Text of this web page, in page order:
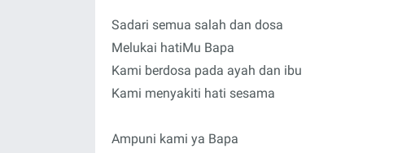
Sadari semua salah dan dosa
Melukai hatiMu Bapa
Kami berdosa pada ayah dan ibu
Kami menyakiti hati sesama
Ampuni kami ya Bapa